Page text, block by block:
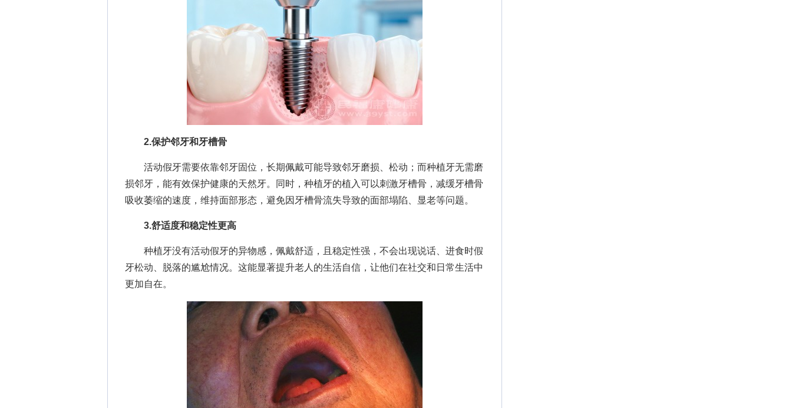
2.保护邻牙和牙槽骨
活动假牙需要依靠邻牙固位，长期佩戴可能导致邻牙磨损、松动；而种植牙无需磨
损邻牙，能有效保护健康的天然牙。同时，种植牙的植入可以刺激牙槽骨，减缓牙槽骨
吸收萎缩的速度，维持面部形态，避免因牙槽骨流失导致的面部塌陷、显老等问题。
3.舒适度和稳定性更高
种植牙没有活动假牙的异物感，佩戴舒适，且稳定性强，不会出现说话、进食时假
牙松动、脱落的尴尬情况。这能显著提升老人的生活自信，让他们在社交和日常生活中
更加自在。